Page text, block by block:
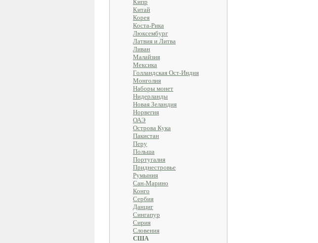
Китай
Корея
Коста-Рика
Люксембург
Латвия и Литва
Ливан
Малайзия
Мексика
Голландская Ост-Индия
Монголия
Наборы монет
Нидерланды
Новая Зеландия
Норвегия
ОАЭ
Острова Кука
Пакистан
Перу
Польша
Португалия
Приднестровье
Румыния
Сан-Марино
Конго
Сербия
Данциг
Сингапур
Сирия
Словения
США